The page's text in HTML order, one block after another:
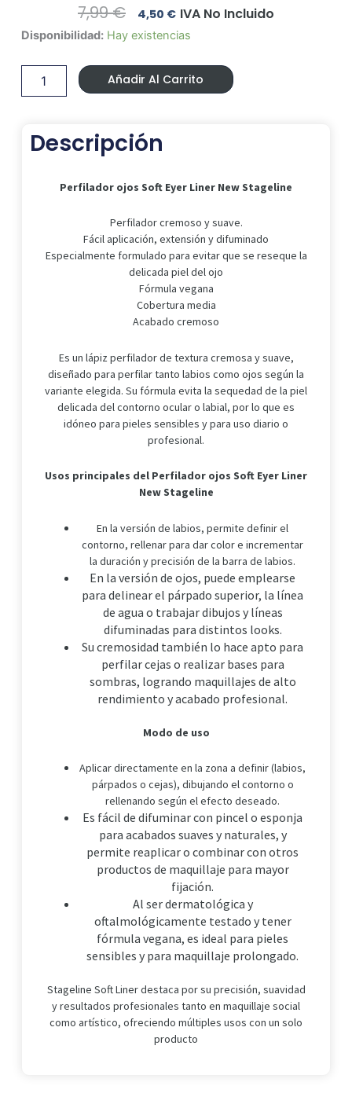
7,99€ El
Precio
Original
Era:
7,99 €.
4,50 €El
Precio
Actual
Es:
4,50 €.
IVA No Incluido
Disponibilidad: Hay existencias
Perfilador
Soft
Eyer
Liner
cantidad
Añadir Al Carrito
Descripción
Perfilador ojos Soft Eyer Liner New Stageline
Perfilador cremoso y suave.
Fácil aplicación, extensión y difuminado
Especialmente formulado para evitar que se reseque la
delicada piel del ojo
Fórmula vegana
Cobertura media
Acabado cremoso
Es un lápiz perfilador de textura cremosa y suave,
diseñado para perfilar tanto labios como ojos según la
variante elegida. Su fórmula evita la sequedad de la piel
delicada del contorno ocular o labial, por lo que es
idóneo para pieles sensibles y para uso diario o
profesional.
Usos principales del Perfilador ojos Soft Eyer Liner
New Stageline
En la versión de labios, permite definir el
contorno, rellenar para dar color e incrementar
la duración y precisión de la barra de labios.
En la versión de ojos, puede emplearse
para delinear el párpado superior, la línea
de agua o trabajar dibujos y líneas
difuminadas para distintos looks.
Su cremosidad también lo hace apto para
perfilar cejas o realizar bases para
sombras, logrando maquillajes de alto
rendimiento y acabado profesional.
Modo de uso
Aplicar directamente en la zona a definir (labios,
párpados o cejas), dibujando el contorno o
rellenando según el efecto deseado.
Es fácil de difuminar con pincel o esponja
para acabados suaves y naturales, y
permite reaplicar o combinar con otros
productos de maquillaje para mayor
fijación.
Al ser dermatológica y
oftalmológicamente testado y tener
fórmula vegana, es ideal para pieles
sensibles y para maquillaje prolongado.
Stageline Soft Liner destaca por su precisión, suavidad
y resultados profesionales tanto en maquillaje social
como artístico, ofreciendo múltiples usos con un solo
producto